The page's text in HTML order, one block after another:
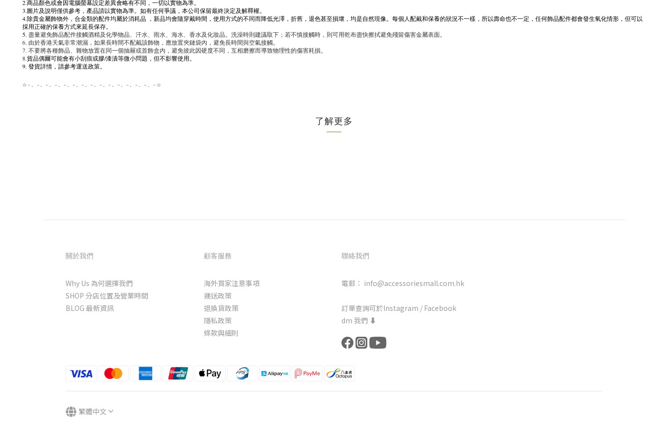
2.商品顏色或會因電腦螢幕設定差異會略有不同，一切以實物為準。
3.圖片及說明僅供參考，產品請以實物為準。如有任何爭議，本公司保留最終決定及解釋權。
4.除貴金屬飾物外，合金類的配件均屬於消耗品 ，新品均會隨穿戴時間，使用方式的不同而降低光澤，折舊，退色甚至損壞，均是自然現像。每個人配戴和保養的狀況不一樣，所以壽命也不一定，任何飾品配件都會發生氧化情形，但可以
採用正確的保養方式來延長保存。
5. 盡量避免飾品配件接觸酒精及化學物品、汗水、雨水、海水、香水及化妝品。洗澡時則建議取下；若不慎接觸時，則可用乾布盡快擦拭避免殘留傷害金屬表面。
6. 由於香港天氣非常潮濕，如果長時間不配戴該飾物，應放置夾鏈袋內，避免長時間與空氣接觸。
7. 不要將各種飾品、雜物放置在同一個抽屜或首飾盒內，避免彼此因硬度不同，互相磨擦而導致物理性的傷害耗損。
8.貨品偶爾可能會有小刮痕或膠/漆漬等微小問題，但不影響使用。
9. 發貨詳情，請參考運送政策。
☆－。－。－。－。－。－。－。－。－。－。－。－。－。－。－☆
了解更多
關於我們
Why Us 為何選擇我們
SHOP 分店位置及營業時間
BLOG 最新資訊
顧客服務
海外買家注意事項
運送政策
退換貨政策
隱私政策
條款與細則
聯絡我們
電郵： info@accessoriesmall.com.hk
訂單查詢可於Instagram / Facebook
dm 我們 ⬇️
繁體中文